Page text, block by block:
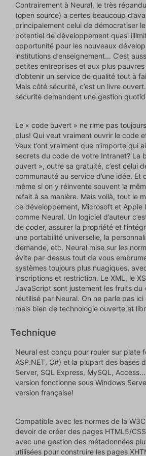
Contrairement à Neural, le très
(open source) a certes beaucoup
principalement celui de démocratiser
potentiel de développement quasi
opportunité pour les nouveaux
institutions d’enseignement... C’est
petites entreprises et aux plus pauvres
d’obtenir un service de qualité tout à
Mais côté sécurité, c’est un livre
sécurité demandent une gestion
Le « code ouvert » ne rime pas
plus! Qui veut vraiment ouvrir le code
Veux t’ont vraiment que n’importe qui
secrets du code de votre Intranet? La
ouvert », outre sa gratuité, c’est celui
communauté au service d’une idée. Et
même si on y réinvente souvent la
refait à sa manière. Mais voilà, tout le
ce développement, Microsoft et Apple
comme Neural. Un logiciel d’auteur
de coder, assurer la propriété et
une portabilité universelle, la
demande, etc. Neural mise sur les
évite par-dessus tout de vous
systèmes toujours plus nuagiques,
inscriptions et restriction. Le XML, le
JavaScript sont justement les fruits du
réutilisé par Neural. On ne parle pas
mais bien de technologie ouverte et
Technique
Neural est conçu pour rouler sur plate
ASP.NET, C#) et la plupart des bases
Server, SQL Express, MySQL,
version fonctionne sous Windows
version française!
Compatible avec les normes de la
devoir de créer des pages HTML5/
avec une gestion des métadonnées
utilisées pour construire les pages